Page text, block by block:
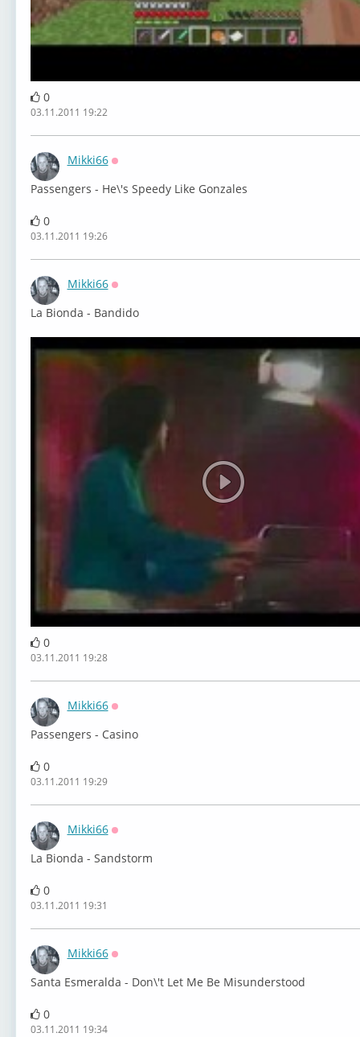
0
03.11.2011 19:22
Mikki66
Passengers - He\'s Speedy Like Gonzales
0
03.11.2011 19:26
Mikki66
La Bionda - Bandido
0
03.11.2011 19:28
Mikki66
Passengers - Casino
0
03.11.2011 19:29
Mikki66
La Bionda - Sandstorm
0
03.11.2011 19:31
Mikki66
Santa Esmeralda - Don\'t Let Me Be Misunderstood
0
03.11.2011 19:34